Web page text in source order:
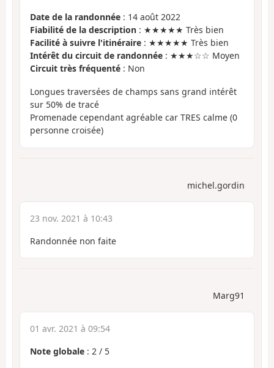
Date de la randonnée : 14 août 2022
Fiabilité de la description : ★★★★★ Très bien
Facilité à suivre l'itinéraire : ★★★★★ Très bien
Intérêt du circuit de randonnée : ★★★☆☆ Moyen
Circuit très fréquenté : Non
Longues traversées de champs sans grand intérêt
sur 50% de tracé
Promenade cependant agréable car TRES calme (0
personne croisée)
michel.gordin
23 nov. 2021 à 10:43
Randonnée non faite
Marg91
01 avr. 2021 à 09:54
Note globale : 2 / 5